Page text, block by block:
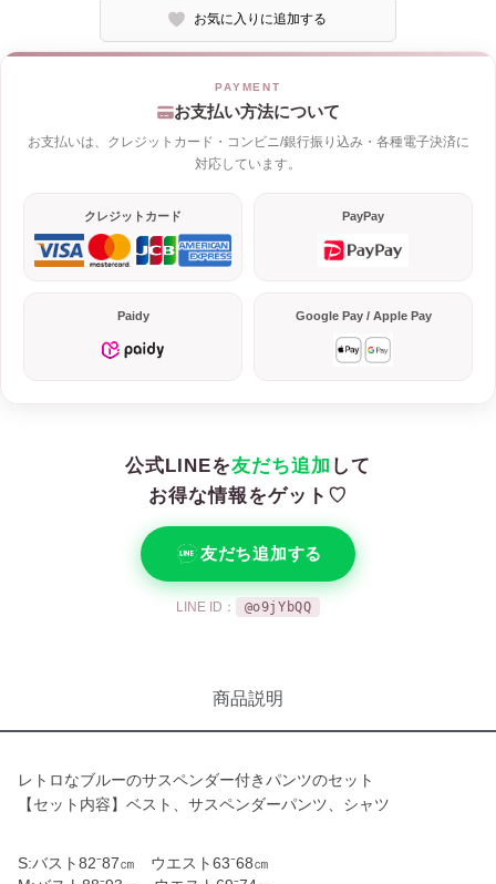
お気に入りに追加する
お支払い方法について
お支払いは、クレジットカード・コンビニ/銀行振り込み・各種電子決済に
対応しています。
クレジットカード PayPay
Paidy Google Pay / Apple Pay
公式LINEを友だち追加 して
お得な情報をゲット♡
友だち追加する
LINE ID： @o9jYbQQ
商品説明
レトロなブルーのサスペンダー付きパンツのセット
【セット内容】ベスト、サスペンダーパンツ、シャツ
S:バスト82⁻87㎝ ウエスト63⁻68㎝